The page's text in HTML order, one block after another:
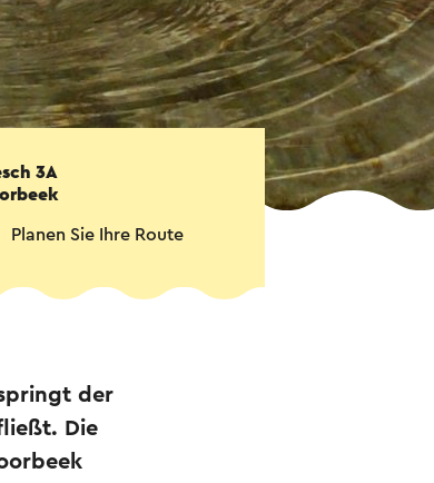
3A
Planen Sie Ihre Route
der
Die